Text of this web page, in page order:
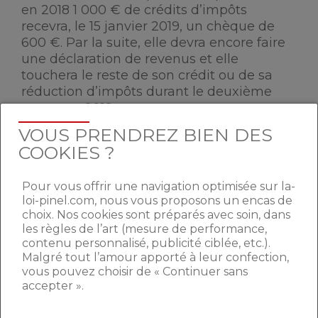
en 2018 1 000 € de crédits d’impôts
recevra, le 15 janvier 2019, un chèque de
600 €. Par la suite, elle devra encore faire
une déclaration de revenus et elle
touchera le reste de son crédit ou de sa
réduction d’impôts durant le deuxième
semestre 2019.
VOUS PRENDREZ BIEN DES
COOKIES ?
Pour vous offrir une navigation optimisée sur la-
loi-pinel.com, nous vous proposons un encas de
choix. Nos cookies sont préparés avec soin, dans
les règles de l’art (mesure de performance,
contenu personnalisé, publicité ciblée, etc.).
Malgré tout l’amour apporté à leur confection,
vous pouvez choisir de « Continuer sans
accepter ».